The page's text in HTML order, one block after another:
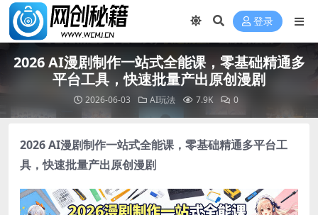
登录
2026 AI漫剧制作一站式全能课，零基础精通多
平台工具，快速批量产出原创漫剧
2026-06-03 AI玩法 7.9K 0
2026 AI漫剧制作一站式全能课，零基础精通多平台工
具，快速批量产出原创漫剧